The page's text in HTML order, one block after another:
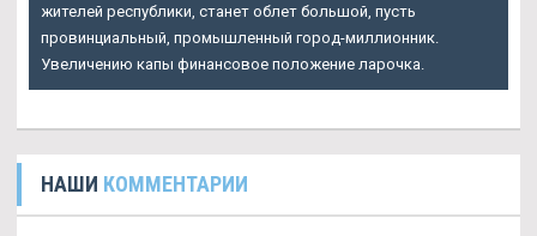
жителей республики, станет облет большой, пусть
провинциальный, промышленный город-миллионник.
Увеличению капы финансовое положение ларочка.
НАШИ КОММЕНТАРИИ